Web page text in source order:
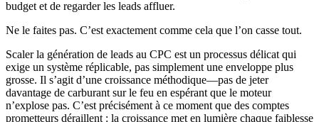
budget et de regarder les leads affluer.
Ne le faites pas. C’est exactement comme cela que l’on casse tout.
Scaler la génération de leads au CPC est un processus délicat qui
exige un système réplicable, pas simplement une enveloppe plus
grosse. Il s’agit d’une croissance méthodique—pas de jeter
davantage de carburant sur le feu en espérant que le moteur
n’explose pas. C’est précisément à ce moment que des comptes
prometteurs déraillent : la croissance met en lumière chaque faiblesse